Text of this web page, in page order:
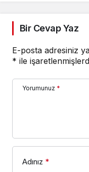
Bir Cevap Yaz
E-posta adresiniz
* ile
Yorumunuz *
Adınız *